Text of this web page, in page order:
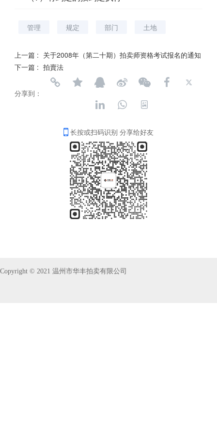
手机版 会员中心
管理 规定 部门 土地
上一篇 : 关于2008年（第二十期）拍卖师资格考试报名的通知
下一篇 : 拍賣法
分享到：
长按或扫码识别 分享给好友
Copyright © 2021 温州市华丰拍卖有限公司